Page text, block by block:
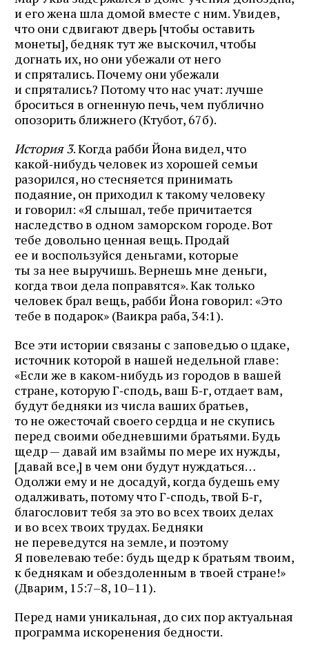
и его жена шла домой вместе с ним. Увидев,
что они сдвигают дверь [чтобы оставить
монеты], бедняк тут же выскочил, чтобы
догнать их, но они убежали от него
и спрятались. Почему они убежали
и спрятались? Потому что нас учат: лучше
броситься в огненную печь, чем публично
опозорить ближнего (Ктубот, 67б).
История 3. Когда рабби Йона видел, что
какой‑нибудь человек из хорошей семьи
разорился, но стесняется принимать
подаяние, он приходил к такому человеку
и говорил: «Я слышал, тебе причитается
наследство в одном заморском городе. Вот
тебе довольно ценная вещь. Продай
ее и воспользуйся деньгами, которые
ты за нее выручишь. Вернешь мне деньги,
когда твои дела поправятся». Как только
человек брал вещь, рабби Йона говорил: «Это
тебе в подарок» (Ваикра раба, 34:1).
Все эти истории связаны с заповедью о цдаке,
источник которой в нашей недельной главе:
«Если же в каком‑нибудь из городов в вашей
стране, которую Г‑сподь, ваш Б‑г, отдает вам,
будут бедняки из числа ваших братьев,
то не ожесточай своего сердца и не скупись
перед своими обедневшими братьями. Будь
щедр — давай им взаймы по мере их нужды,
[давай все,] в чем они будут нуждаться…
Одолжи ему и не досадуй, когда будешь ему
одалживать, потому что Г‑сподь, твой Б‑г,
благословит тебя за это во всех твоих делах
и во всех твоих трудах. Бедняки
не переведутся на земле, и поэтому
Я повелеваю тебе: будь щедр к братьям твоим,
к беднякам и обездоленным в твоей стране!»
(Дварим, 15:7–8, 10–11).
Перед нами уникальная, до сих пор актуальная
программа искоренения бедности.